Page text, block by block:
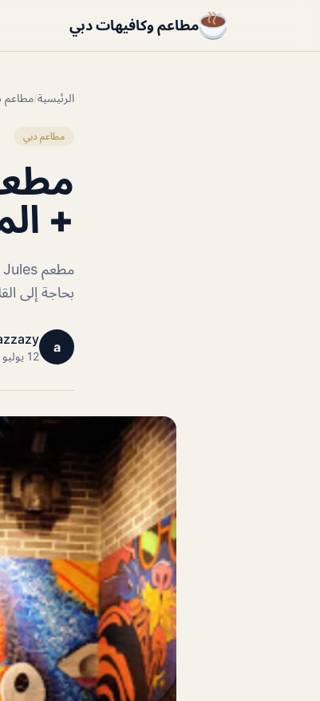
مطاعم وكافيهات دبي
الرئيسية/مطاعم
مطاعم دبي
+
بحاجة إلى
a
12 يوليو 2022 · 1 دقائق قراءة